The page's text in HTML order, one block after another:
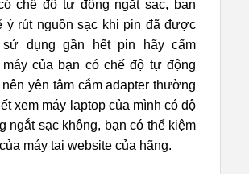
chế độ tự động ngắt sạc, bạn
ý rút nguồn sạc khi pin đã được
dụng gần hết pin hãy cấm
máy của bạn có chế độ tự động
yên tâm cắm adapter thường
xem máy laptop của mình có độ
ngắt sạc không, bạn có thể kiệm
máy tại website của hãng.